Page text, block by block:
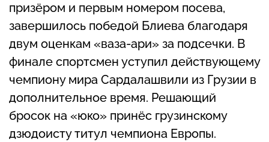
призёром и первым номером посева,
завершилось победой Блиева благодаря
двум оценкам «ваза-ари» за подсечки. В
финале спортсмен уступил действующему
чемпиону мира Сардалашвили из Грузии в
дополнительное время. Решающий
бросок на «юко» принёс грузинскому
дзюдоисту титул чемпиона Европы.